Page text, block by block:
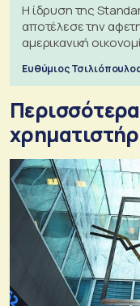
Η ίδρυση της
αποτέλεσε την
αμερικανική
Ευθύμιος